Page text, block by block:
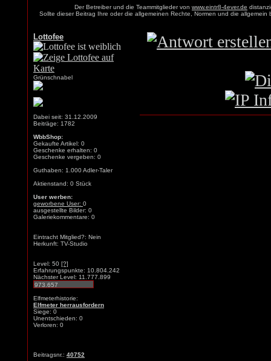
Der Betreiber und die Teammitglieder von www.eintr8-4ever.de
Sollte dieser Beitrag Ihre oder die allgemeinen Rechte, Normen und die
Lottofee
Grünschnabel
Dabei seit: 31.12.2009
Beiträge: 1782
WbbShop:
Gekaufte Artikel: 0
Geschenke erhalten: 0
Geschenke vergeben: 0
Guthaben: 1.000 Adler-Taler
Aktienstand: 0 Stück
User werben:
geworbene User: 0
ausgestellte Bilder: 0
Galeriekommentare: 0
Eintracht Mitglied?: Nein
Herkunft: TV-Studio
Level: 50 [?]
Erfahrungspunkte: 10.804.242
Nächster Level: 11.777.899
Elfmeterhistorie:
Elfmeter herrausfordern
Siege: 0
Unentschieden: 0
Verloren: 0
Beitragsnr.: 40752